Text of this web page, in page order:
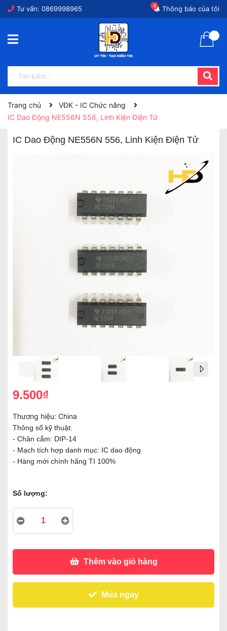
Tư vấn: 0869998965 Thông báo của tôi
4
Trang chủ
VĐK - IC Chức năng
IC Dao Động NE556N 556, Linh Kiện Điện Tử
IC Dao Động NE556N 556, Linh Kiện Điện Tử
9.500₫
Thương hiệu: China
Thông số kỹ thuật:
- Chân cắm: DIP-14
- Mạch tích hợp danh mục: IC dao động
- Hàng mới chính hãng TI 100%
Số lượng:
Thêm vào giỏ hàng
Mua ngay